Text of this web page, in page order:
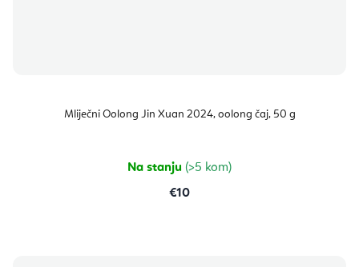
Mliječni Oolong Jin Xuan 2024, oolong čaj, 50 g
Na stanju (>5 kom)
€10